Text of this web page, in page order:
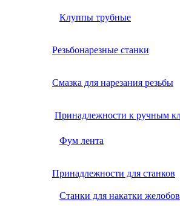
Клуппы трубные
Резьбонарезные станки
Смазка для нарезания резьбы
Принадлежности к ручным
Фум лента
Принадлежности для станков
Станки для накатки желобов